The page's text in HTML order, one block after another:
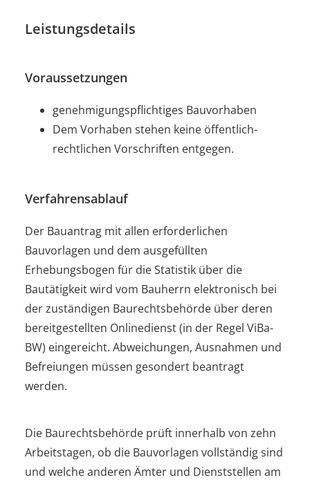
Leistungsdetails
Voraussetzungen
genehmigungspflichtiges Bauvorhaben
Dem Vorhaben stehen keine öffentlich-
rechtlichen Vorschriften entgegen.
Verfahrensablauf
Der Bauantrag mit allen erforderlichen
Bauvorlagen und dem ausgefüllten
Erhebungsbogen für die Statistik über die
Bautätigkeit wird vom Bauherrn elektronisch bei
der zuständigen Baurechtsbehörde über deren
bereitgestellten Onlinedienst (in der Regel ViBa-
BW) eingereicht. Abweichungen, Ausnahmen und
Befreiungen müssen gesondert beantragt
werden.
Die Baurechtsbehörde prüft innerhalb von zehn
Arbeitstagen, ob die Bauvorlagen vollständig sind
und welche anderen Ämter und Dienststellen am